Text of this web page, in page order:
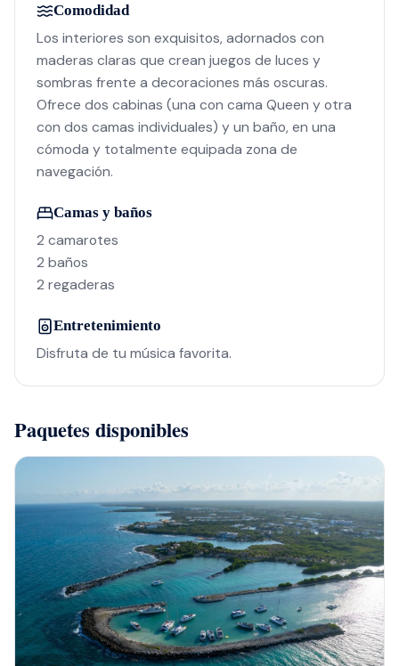
Comodidad
Los interiores son exquisitos, adornados con
maderas claras que crean juegos de luces y
sombras frente a decoraciones más oscuras.
Ofrece dos cabinas (una con cama Queen y otra
con dos camas individuales) y un baño, en una
cómoda y totalmente equipada zona de
navegación.
Camas y baños
2 camarotes
2 baños
2 regaderas
Entretenimiento
Disfruta de tu música favorita.
Paquetes disponibles